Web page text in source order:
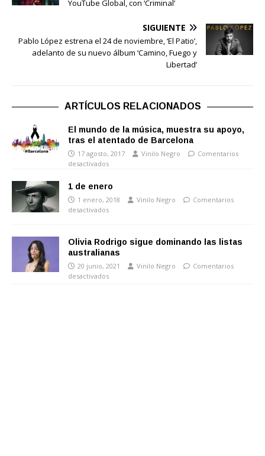
YouTube Global, con ‘Criminal’
SIGUIENTE
Pablo López estrena el 24 de noviembre, ‘El Patio’,
adelanto de su nuevo álbum ‘Camino, Fuego y
Libertad’
ARTÍCULOS RELACIONADOS
El mundo de la música, muestra su apoyo,
tras el atentado de Barcelona
17 agosto, 2017 Vinilo Negro
Comentarios
desactivados
1 de enero
1 enero, 2018 Vinilo Negro
Comentarios
desactivados
Olivia Rodrigo sigue dominando las listas
australianas
20 junio, 2021 Vinilo Negro
Comentarios
desactivados